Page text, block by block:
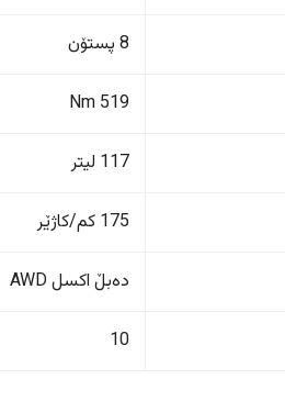
8 پستۆن
519 Nm
117 لیتر
175 کم/کاژێر
دەبڵ اکسل AWD
10